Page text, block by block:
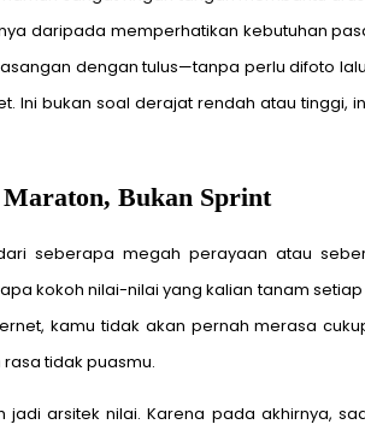
daripada memperhatikan kebutuhan
dengan tulus—tanpa perlu difoto
Ini bukan soal derajat rendah atau
Bukan Sprint
seberapa megah perayaan atau
kokoh nilai-nilai yang kalian tanam
kamu tidak akan pernah merasa
tidak puasmu.
jadi arsitek nilai. Karena pada akhirnya,